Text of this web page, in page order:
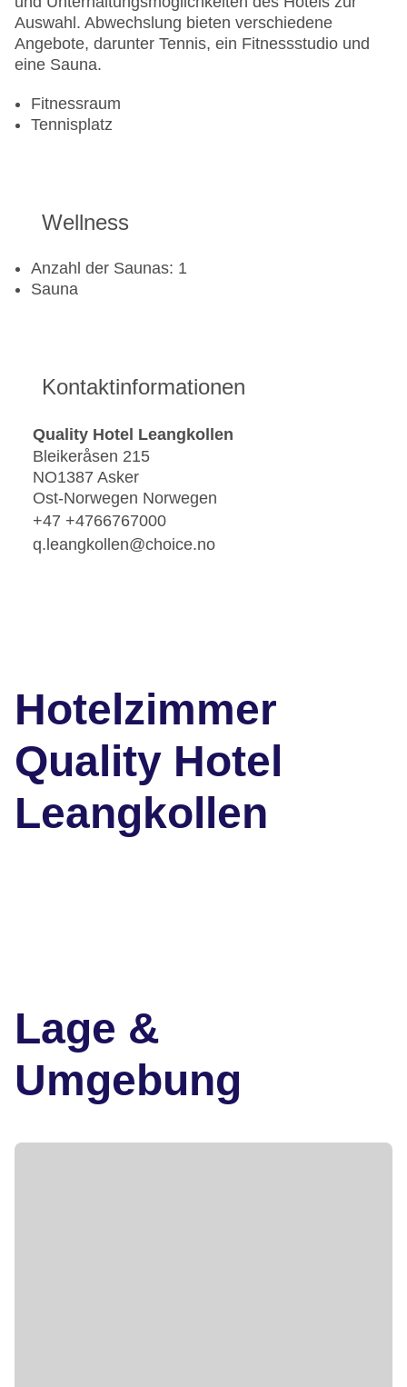
Auswahl. Abwechslung bieten verschiedene
Angebote, darunter Tennis, ein Fitnessstudio und
eine Sauna.
Fitnessraum
Tennisplatz
Wellness
Anzahl der Saunas: 1
Sauna
Kontaktinformationen
Quality Hotel Leangkollen
Bleikeråsen 215
NO1387 Asker
Ost-Norwegen Norwegen
+47 +4766767000
q.leangkollen@choice.no
Hotelzimmer
Quality Hotel
Leangkollen
Lage &
Umgebung